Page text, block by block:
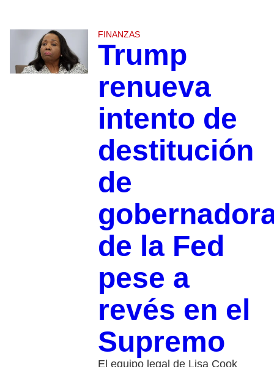
FINANZAS
Trump
renueva
intento de
destitución
de
de la Fed
pese a
revés en el
Supremo
El equipo legal de Lisa Cook